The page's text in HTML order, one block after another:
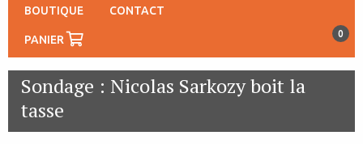
BOUTIQUE CONTACT
PANIER 0
Sondage : Nicolas Sarkozy boit la
tasse